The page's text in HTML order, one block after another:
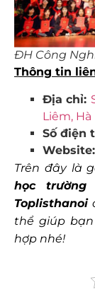
ĐH Công
Thông tin
Địa chỉ:
Liêm, Hà
Số điện
Website:
Trên đây là
học
Toplisthanoi
thể giúp
hợp nhé!